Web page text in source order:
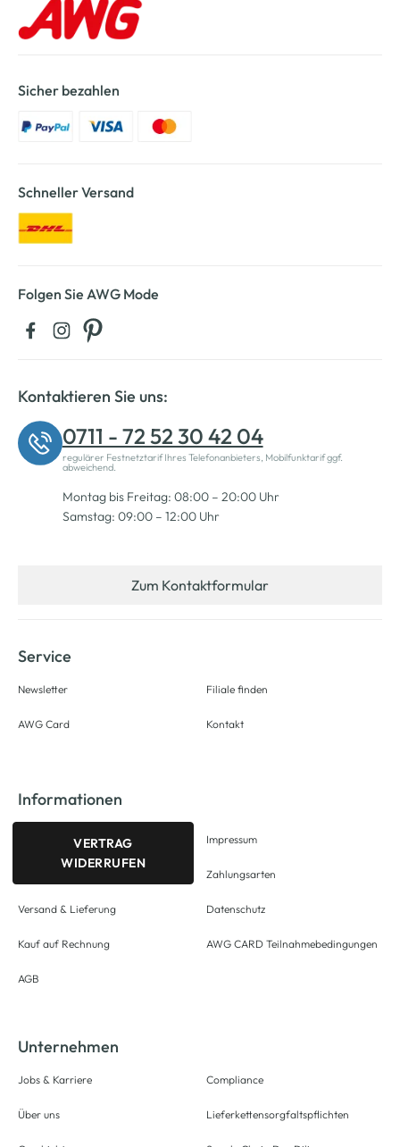
Sicher bezahlen
Schneller Versand
Folgen Sie AWG Mode
Kontaktieren Sie uns:
0711 - 72 52 30 42 04
regulärer Festnetztarif Ihres Telefonanbieters, Mobilfunktarif ggf.
abweichend.
Montag bis Freitag: 08:00 – 20:00 Uhr
Samstag: 09:00 – 12:00 Uhr
Zum Kontaktformular
Service
Newsletter
AWG Card
Filiale finden
Kontakt
Informationen
VERTRAG
WIDERRUFEN
Versand & Lieferung
Kauf auf Rechnung
AGB
Impressum
Zahlungsarten
Datenschutz
AWG CARD Teilnahmebedingungen
Unternehmen
Jobs & Karriere
Über uns
Compliance
Lieferkettensorgfaltspflichten